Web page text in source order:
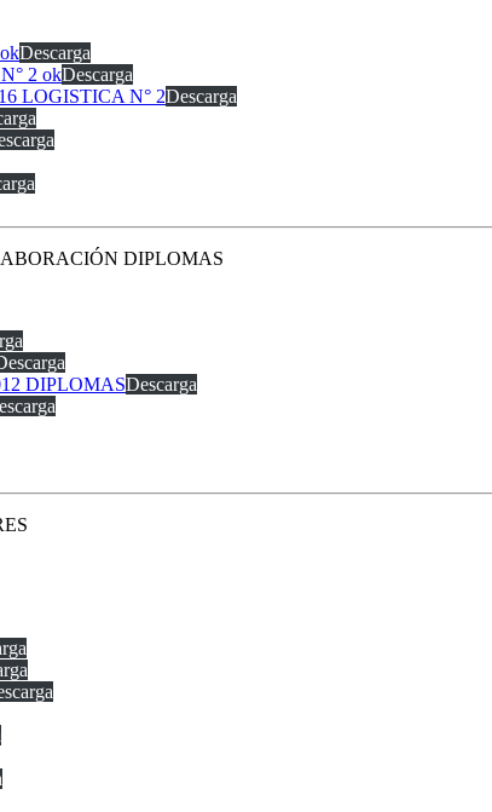
Descarga
2 okDescarga
LOGISTICA N° 2Descarga
DIPLOMAS
DIPLOMASDescarga